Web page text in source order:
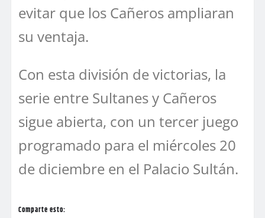
evitar que los Cañeros ampliaran
su ventaja.
Con esta división de victorias, la
serie entre Sultanes y Cañeros
sigue abierta, con un tercer juego
programado para el miércoles 20
de diciembre en el Palacio Sultán.
Comparte esto: